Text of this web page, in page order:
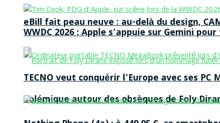
eBill fait peau neuve : au-delà du design,
Polémique autour des obsèques de Foly
WWDC 2026 : Apple s’appuie sur Gemini
TECNO veut conquérir l’Europe avec ses